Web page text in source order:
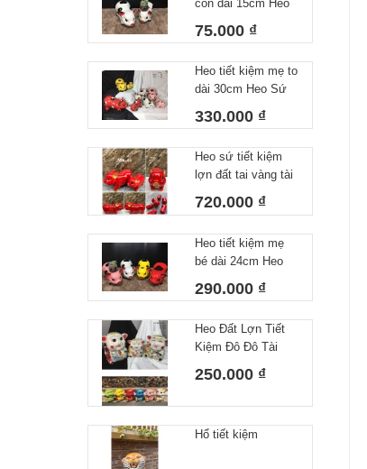
con dài 15cm Heo
Sứ Tiết Kiệm Lợn
Đất Ống Heo Hoạ
Thương Gốm Sứ
Bát Tràng
75.000 ₫
Heo tiết kiệm mẹ to
dài 30cm Heo Sứ
Tiết Kiệm Lợn Đất
Ống Heo Hoạ Tiết
Gốm Sứ Bát Tràng
330.000 ₫
Heo sứ tiết kiệm
lợn đất tai vàng tài
lộc Bát Tràng Size
lớn 21 x 16 x 35cm
720.000 ₫
Heo tiết kiệm mẹ
bé dài 24cm Heo
Đất Ống Heo Hoạ
Thương Gốm Sứ
Bát Tràng
290.000 ₫
Heo Đất Lợn Tiết
Kiệm Đô Đô Tài
23cm x 22cm
250.000 ₫
Hổ tiết kiệm